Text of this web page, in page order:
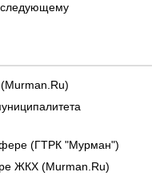
(ГТРК "Мурман")
ЖКХ (Murman.Ru)